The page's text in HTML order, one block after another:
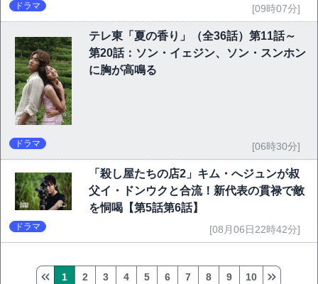
ドラマ [09時07分]
テレ東「夏の香り」（全36話）第11話～
第20話：ソン・イェジン、ソン・スンホン
に胸が高鳴る
ドラマ [06時30分]
「殺し屋たちの店2」キム・へジュンが叔
父イ・ドンウクと合流！新代表の貫禄で敵
を恫喝【第5話第6話】
ドラマ [08月06日22時42分]
1 2 3 4 5 6 7 8 9 10